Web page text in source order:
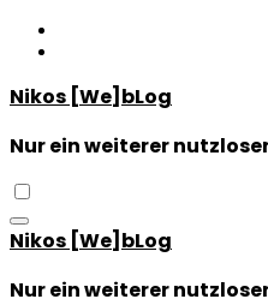
Zum
Inhalt
Nikos [We]bLog
Nur ein weiterer
Nikos [We]bLog
Nur ein weiterer